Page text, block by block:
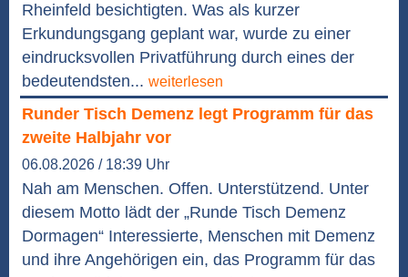
Rheinfeld besichtigten. Was als kurzer
Erkundungsgang geplant war, wurde zu einer
eindrucksvollen Privatführung durch eines der
bedeutendsten... weiterlesen
Runder Tisch Demenz legt Programm für das
zweite Halbjahr vor
06.08.2026 / 18:39 Uhr
Nah am Menschen. Offen. Unterstützend. Unter
diesem Motto lädt der „Runde Tisch Demenz
Dormagen“ Interessierte, Menschen mit Demenz
und ihre Angehörigen ein, das Programm für das